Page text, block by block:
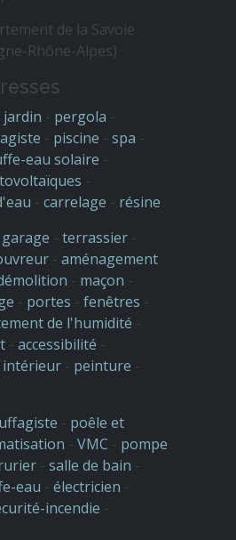
de la Savoie
Rhône-Alpes)
jardin - pergola -
- piscine - spa -
eau solaire -
-
- carrelage - résine
garage - terrassier -
- aménagement
- maçon -
- portes - fenêtres -
de l'humidité -
- accessibilité -
intérieur - peinture -
- poêle et
- VMC - pompe
- salle de bain -
eau - électricien -
incendie -